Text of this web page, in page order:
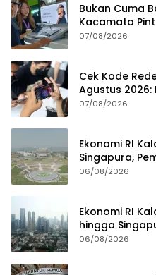
Bukan Cuma
Kacamata
Jutaan
07/08/2026
Cek Kode
Agustus 2026:
07/08/2026
Ekonomi RI
Singapura,
Investasi
06/08/2026
Ekonomi RI
hingga
06/08/2026